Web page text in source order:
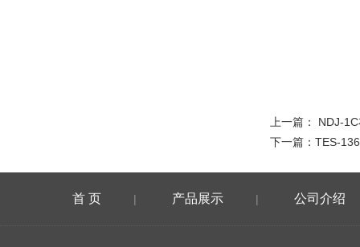
上一篇： NDJ-
下一篇： TES-
首 页 | 产品展示 | 公司介绍